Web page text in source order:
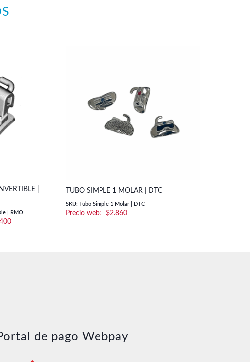
|
| RMO
Rango
TUBO SIMPLE 1 MOLAR | DTC
SKU: Tubo Simple 1 Molar | DTC
$2.860
de pago Webpay